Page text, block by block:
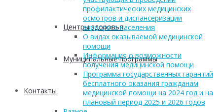
Центры здоровья
Муниципальные программы
Контакты
профилактических медицинских
осмотров и диспансеризации
взрослого населения
О видах оказываемой медицинской
помощи
Информация о возможности
получения медицинской помощи
Программа государственных гарантий
бесплатного оказания гражданам
медицинской помощи на 2024 год и на
плановый период 2025 и 2026 годов